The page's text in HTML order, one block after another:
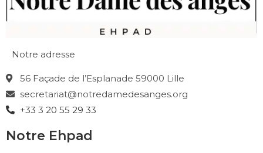
Notre adresse
56 Façade de l’Esplanade 59000 Lille
secretariat@notredamedesanges.org
+33 3 20 55 29 33
Notre Ehpad